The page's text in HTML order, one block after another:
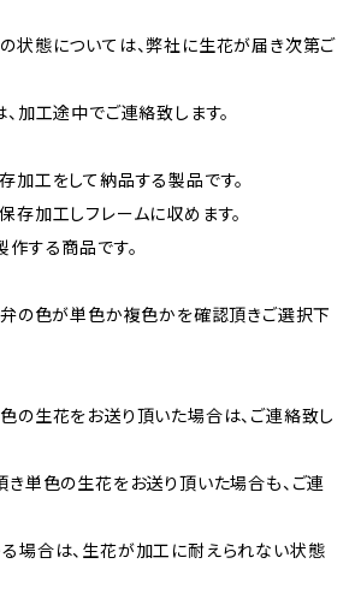
状態については、弊社に生花が届き次第ご
加工途中でご連絡致します。
加工をして納品する製品です。
存加工しフレームに収めます。
作する商品です。
弁の色が単色か複色かを確認頂きご選択下
の生花をお送り頂いた場合は、ご連絡致し
き単色の生花をお送り頂いた場合も、ご連
場合は、生花が加工に耐えられない状態